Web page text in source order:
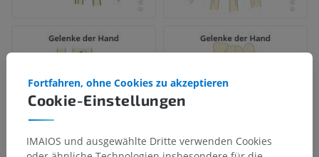
Cookie-Einstellungen
Fortfahren, ohne Cookies zu akzeptieren
IMAIOS und ausgewählte Dritte verwenden Cookies